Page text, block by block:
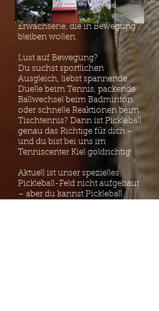
ideal für alle Altersgruppen,
besonders aber für aktive
Erwachsene, die in Bewegung
bleiben wollen.
Lust auf Bewegung?
Du suchst sportlichen
Ausgleich, liebst spannende
Duelle beim Tennis, packende
Ballwechsel beim Badminton
oder schnelle Reaktionen beim
Tischtennis? Dann ist Pickleball
genau das Richtige für dich –
und du bist bei uns im
Tenniscenter Kiel goldrichtig!
Aktuell ist unser spezielles
Pickleball-Feld nicht aufgebaut
– aber du kannst Pickleball